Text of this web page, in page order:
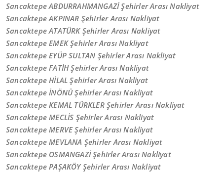
Sancaktepe ABDURRAHMANGAZİ Şehirler Arası Nakliyat
Sancaktepe AKPINAR Şehirler Arası Nakliyat
Sancaktepe ATATÜRK Şehirler Arası Nakliyat
Sancaktepe EMEK Şehirler Arası Nakliyat
Sancaktepe EYÜP SULTAN Şehirler Arası Nakliyat
Sancaktepe FATİH Şehirler Arası Nakliyat
Sancaktepe HİLAL Şehirler Arası Nakliyat
Sancaktepe İNÖNÜ Şehirler Arası Nakliyat
Sancaktepe KEMAL TÜRKLER Şehirler Arası Nakliyat
Sancaktepe MECLİS Şehirler Arası Nakliyat
Sancaktepe MERVE Şehirler Arası Nakliyat
Sancaktepe MEVLANA Şehirler Arası Nakliyat
Sancaktepe OSMANGAZİ Şehirler Arası Nakliyat
Sancaktepe PAŞAKÖY Şehirler Arası Nakliyat